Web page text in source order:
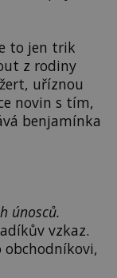
to jen trik
z rodiny
uříznou
novin s tím,
benjamínka
únosců.
vzkaz.